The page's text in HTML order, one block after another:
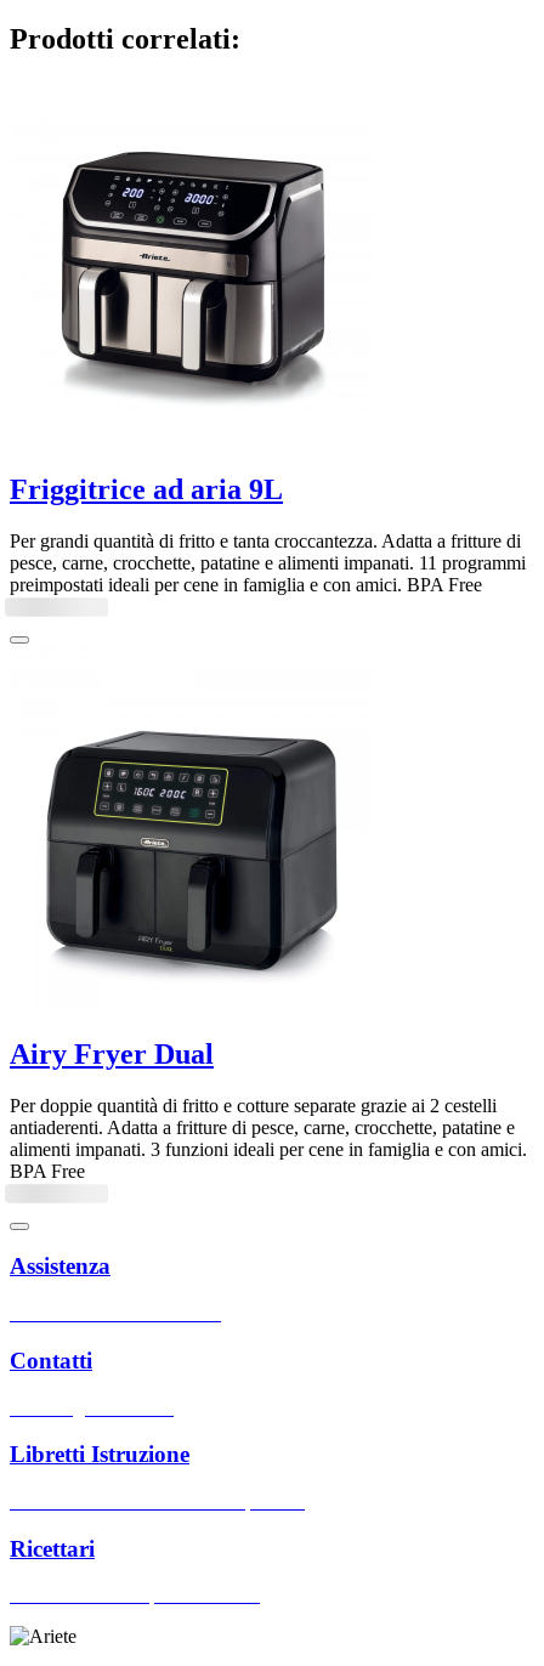
Prodotti correlati:
Friggitrice ad aria 9L
Per grandi quantità di fritto e tanta croccantezza. Adatta a fritture di
pesce, carne, crocchette, patatine e alimenti impanati. 11 programmi
preimpostati ideali per cene in famiglia e con amici. BPA Free
Airy Fryer Dual
Per doppie quantità di fritto e cotture separate grazie ai 2 cestelli
antiaderenti. Adatta a fritture di pesce, carne, crocchette, patatine e
alimenti impanati. 3 funzioni ideali per cene in famiglia e con amici.
BPA Free
Assistenza
Contatti
Libretti Istruzione
Ricettari